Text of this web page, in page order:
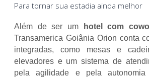
Para tornar sua estadia ainda melhor
Além de ser um hotel com
Transamerica Goiânia Orion conta
integradas, como mesas e
elevadores e um sistema de
pela agilidade e pela